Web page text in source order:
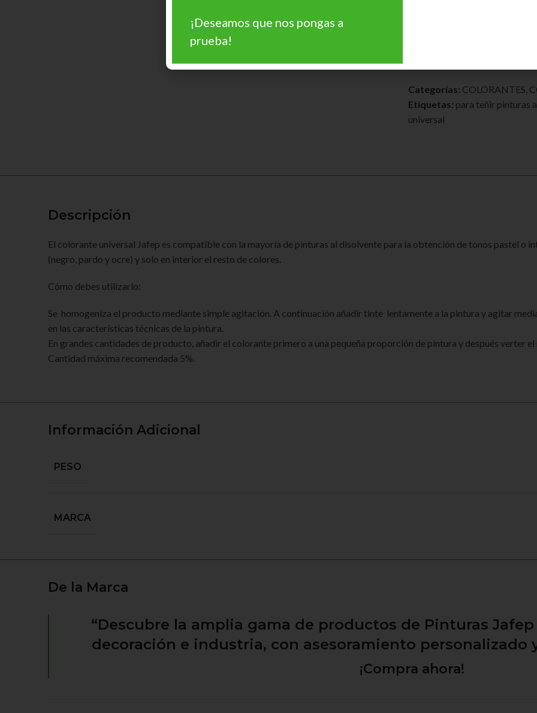
Categorías: COLORANTES
Etiquetas: para teñir pinturas
universal
Descripción
El colorante universal Jafep es compatible con la mayoría de pinturas al disolvente para la obtención de tonos pastel o
(negro, pardo y ocre) y solo en interior el resto de colores.
Cómo debes utilizarlo:
Se homogeniza el producto mediante simple agitación. A continuación añadir tinte lentamente a la pintura y agitar
en las características técnicas de la pintura.
En grandes cantidades de producto, añadir el colorante primero a una pequeña proporción de pintura y después verter el
Cantidad máxima recomendada 5%.
Información Adicional
PESO
MARCA
De la Marca
“Descubre la amplia gama de productos de Pinturas
decoración e industria, con asesoramiento personalizado
¡Compra ahora!
¡Deseamos que nos pongas a
prueba!